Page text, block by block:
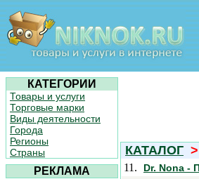
КАТЕГОРИИ
Товары и услуги
Торговые марки
Виды деятельности
Города
Регионы
Страны
РЕКЛАМА
КАТАЛОГ >
11.
Dr. Nona -